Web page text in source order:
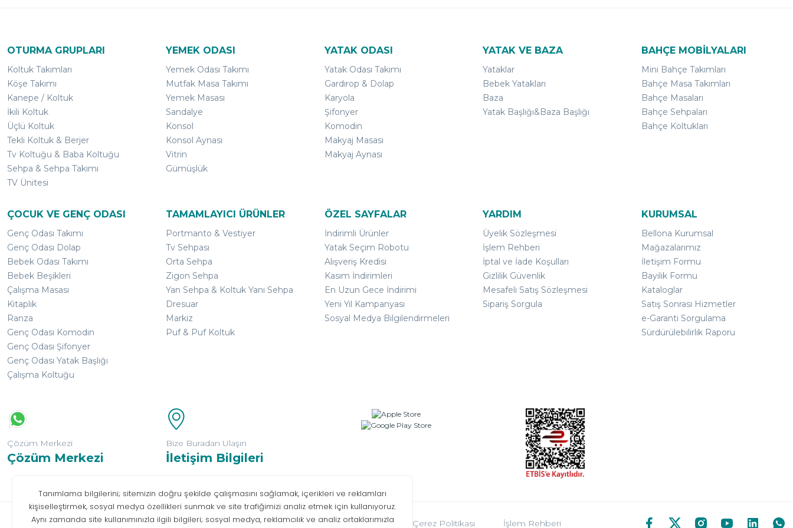
OTURMA GRUPLARI
Koltuk Takımları
Köşe Takımı
Kanepe / Koltuk
İkili Koltuk
Üçlü Koltuk
Tekli Koltuk & Berjer
Tv Koltuğu & Baba Koltuğu
Sehpa & Sehpa Takımı
TV Ünitesi
YEMEK ODASI
Yemek Odası Takımı
Mutfak Masa Takımı
Yemek Masası
Sandalye
Konsol
Konsol Aynası
Vitrin
Gümüşlük
YATAK ODASI
Yatak Odası Takımı
Gardırop & Dolap
Karyola
Şifonyer
Komodin
Makyaj Masası
Makyaj Aynası
YATAK VE BAZA
Yataklar
Bebek Yatakları
Baza
Yatak Başlığı&Baza Başlığı
BAHÇE MOBİLYALARI
Mini Bahçe Takımları
Bahçe Masa Takımları
Bahçe Masaları
Bahçe Sehpaları
Bahçe Koltukları
ÇOCUK VE GENÇ ODASI
Genç Odası Takımı
Genç Odası Dolap
Bebek Odası Takımı
Bebek Beşikleri
Çalışma Masası
Kitaplık
Ranza
Genç Odası Komodin
Genç Odası Şifonyer
Genç Odası Yatak Başlığı
Çalışma Koltuğu
TAMAMLAYICI ÜRÜNLER
Portmanto & Vestiyer
Tv Sehpası
Orta Sehpa
Zigon Sehpa
Yan Sehpa & Koltuk Yanı Sehpa
Dresuar
Markiz
Puf & Puf Koltuk
ÖZEL SAYFALAR
İndirimli Ürünler
Yatak Seçim Robotu
Alışveriş Kredisi
Kasım İndirimleri
En Uzun Gece İndirimi
Yeni Yıl Kampanyası
Sosyal Medya Bilgilendirmeleri
YARDIM
Üyelik Sözleşmesi
İşlem Rehberi
İptal ve İade Koşulları
Gizlilik Güvenlik
Mesafeli Satış Sözleşmesi
Sipariş Sorgula
KURUMSAL
Bellona Kurumsal
Mağazalarımız
İletişim Formu
Bayilik Formu
Kataloglar
Satış Sonrası Hizmetler
e-Garanti Sorgulama
Sürdürülebilirlik Raporu
Çözüm Merkezi
Çözüm Merkezi
Bize Buradan Ulaşın
İletişim Bilgileri
Bilgi Toplumu Hizmetleri KVKK Çerez Politikası İşlem Rehberi